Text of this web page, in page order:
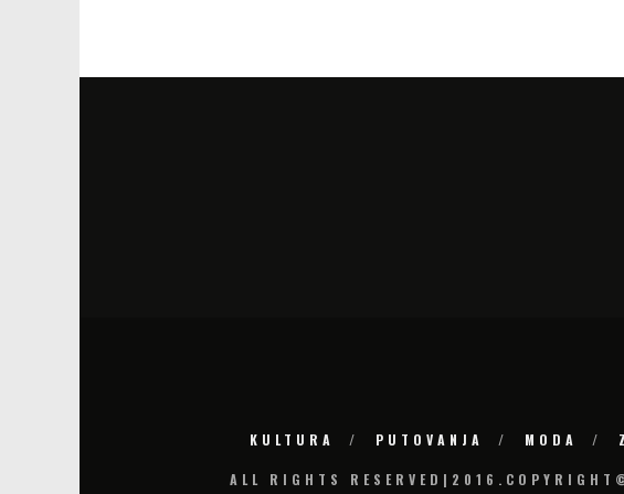
KULTURA PUTOVANJA MODA
ALL RIGHTS